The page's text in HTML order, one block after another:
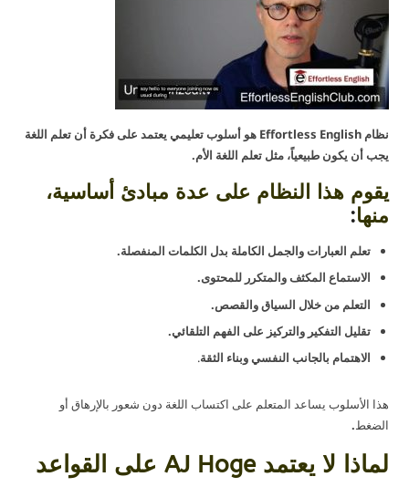
نظام Effortless English هو أسلوب تعليمي يعتمد على فكرة أن تعلم اللغة
يجب أن يكون طبيعياً، مثل تعلم اللغة الأم.
يقوم هذا النظام على عدة مبادئ أساسية،
منها:
تعلم العبارات والجمل الكاملة بدل الكلمات المنفصلة.
الاستماع المكثف والمتكرر للمحتوى.
التعلم من خلال السياق والقصص.
تقليل التفكير والتركيز على الفهم التلقائي.
الاهتمام بالجانب النفسي وبناء الثقة.
هذا الأسلوب يساعد المتعلم على اكتساب اللغة دون شعور بالإرهاق أو
الضغط.
لماذا لا يعتمد AJ Hoge على القواعد